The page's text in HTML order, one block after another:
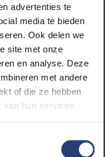
advertenties te
media te bieden
Ook delen we
site met onze
en analyse. Deze
met andere
of die ze hebben
van hun services.
hulp
van de
Het systematisch